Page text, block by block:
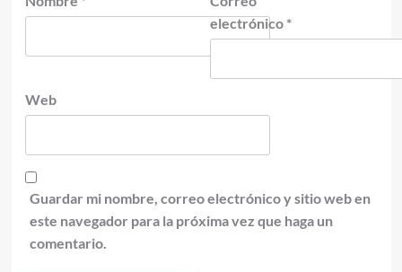
electrónico *
Web
Guardar mi nombre, correo electrónico y sitio web en
este navegador para la próxima vez que haga un
comentario.